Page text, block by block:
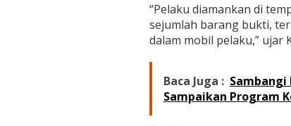
m
b
u
n
k
a
“Pelaku diamankan di
sejumlah barang bukti,
dalam mobil pelaku,” ujar
Baca Juga : Sambangi
Sampaikan Program